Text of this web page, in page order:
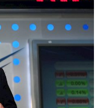
דעות
רכילות
עסקית
קריפטו